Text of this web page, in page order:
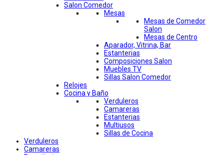
Salon Comedor
Mesas
Mesas de Comedor
Salon
Mesas de Centro
Aparador, Vitrina, Bar
Estanterias
Composiciones Salon
Muebles TV
Sillas Salon Comedor
Relojes
Cocina y Baño
Verduleros
Camareras
Estanterias
Multiusos
Sillas de Cocina
Verduleros
Camareras